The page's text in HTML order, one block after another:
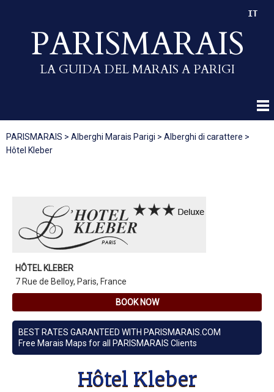
PARISMARAIS
LA GUIDA DEL MARAIS A PARIGI
IT
PARISMARAIS > Alberghi Marais Parigi > Alberghi di carattere >
Hôtel Kleber
HÔTEL KLEBER
7 Rue de Belloy, Paris, France
BOOK NOW
BEST RATES GARANTEED WITH PARISMARAIS.COM
Free Marais Maps for all PARISMARAIS Clients
Hôtel Kleber